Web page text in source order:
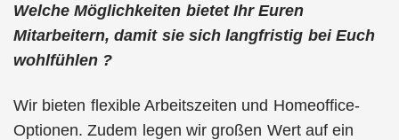
Welche Möglichkeiten bietet Ihr Euren
Mitarbeitern, damit sie sich langfristig bei Euch
wohlfühlen ?
Wir bieten flexible Arbeitszeiten und Homeoffice-
Optionen. Zudem legen wir großen Wert auf ein